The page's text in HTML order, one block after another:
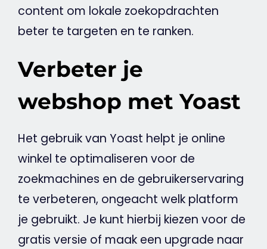
content om lokale zoekopdrachten
beter te targeten en te ranken.
Verbeter je
webshop met Yoast
Het gebruik van Yoast helpt je online
winkel te optimaliseren voor de
zoekmachines en de gebruikerservaring
te verbeteren, ongeacht welk platform
je gebruikt. Je kunt hierbij kiezen voor de
gratis versie of maak een upgrade naar